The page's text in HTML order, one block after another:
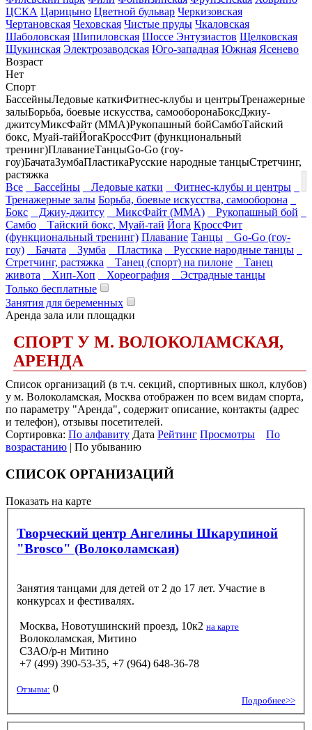
ЦСКА Царицыно Цветной бульвар Черкизовская
Чертановская Чеховская Чистые пруды Чкаловская
Шаболовская Шипиловская Шоссе Энтузиастов Щелковская
Щукинская Электрозаводская Юго-западная Южная Ясенево
Возраст
Нет
Спорт
БассейныЛедовые каткиФитнес-клубы и центрыТренажерные
залыБорьба, боевые искусства, самооборонаБоксДжиу-
джитсуМиксФайт (ММА)Рукопашный бойСамбоТайский
бокс, Муай-тайЙогаКроссФит (функциональный
тренинг)ПлаваниеТанцыGo-Go (гоу-
гоу)БачатаЗумбаПластикаРусские народные танцыСтретчинг,
растяжка
Все
Бассейны Ледовые катки
Фитнес-клубы и центры
Тренажерные залы Борьба, боевые искусства, самооборона
Бокс
Джиу-джитсу МиксФайт (ММА)
Рукопашный бой
Самбо
Тайский бокс, Муай-тай Йога КроссФит
(функциональный тренинг) Плавание Танцы
Go-Go (гоу-
гоу)
Бачата Зумба Пластика
Русские народные танцы
Стретчинг, растяжка
Танец (спорт) на пилоне
Танец
живота
Хип-Хоп Хореография
Эстрадные танцы
Только бесплатные
Занятия для беременных
Аренда зала или площадки
СПОРТ У М. ВОЛОКОЛАМСКАЯ,
АРЕНДА
Список организаций (в т.ч. секций, спортивных школ, клубов)
у м. Волоколамская, Москва отображен по всем видам спорта,
по параметру "Аренда", содержит описание, контакты (адрес
и телефон), отзывы посетителей.
Сортировка: По алфавиту Дата Рейтинг Просмотры
По
возрастанию | По убыванию
СПИСОК ОРГАНИЗАЦИЙ
Показать на карте
Творческий центр Ангелины Шкарупиной
"Brosco" (Волоколамская)
Занятия танцами для детей от 2 до 17 лет. Участие в
конкурсах и фестивалях.
Москва, Новотушинский проезд, 10к2 на карте
Волоколамская, Митино
СЗАО/р-н Митино
+7 (499) 390-53-35, +7 (964) 648-36-78
Отзывы: 0
Подробнее>>